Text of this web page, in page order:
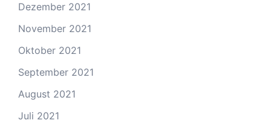
Dezember 2021
November 2021
Oktober 2021
September 2021
August 2021
Juli 2021